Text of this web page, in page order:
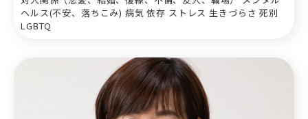
ヘルス(不安、落ちこみ) 病気 依存 ストレス 生きづらさ 死別
LGBTQ